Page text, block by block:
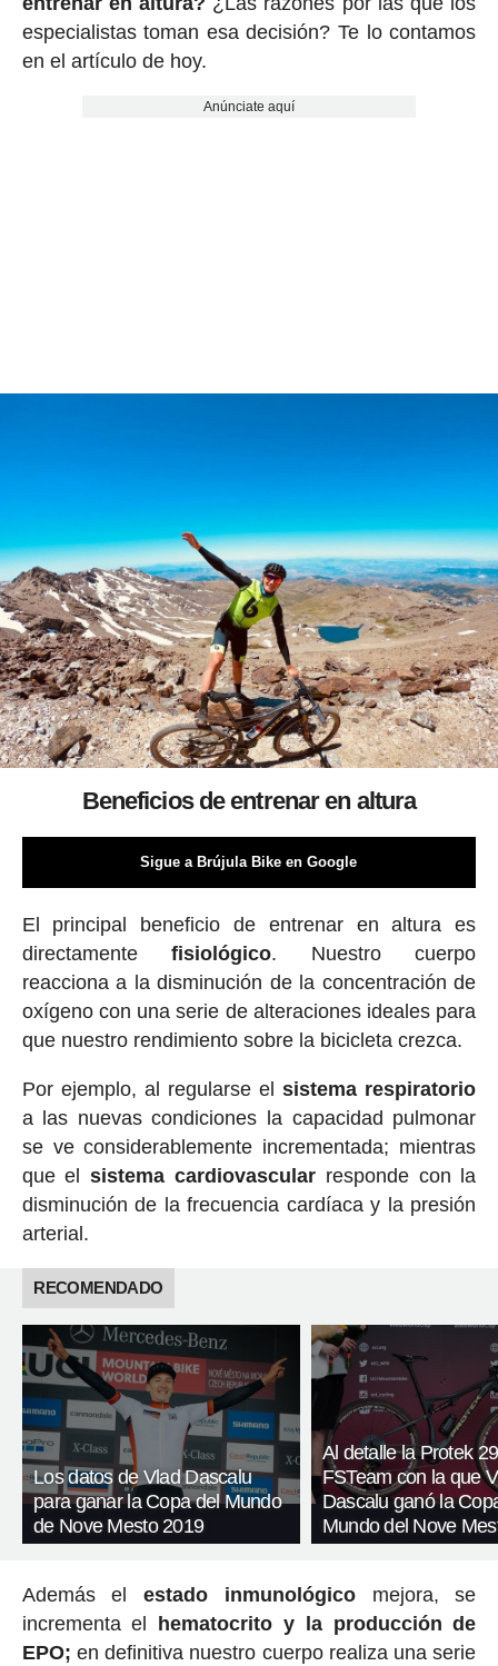
especialistas toman esa decisión? Te lo contamos
en el artículo de hoy.
Anúnciate aquí
Beneficios de entrenar en altura
Sigue a Brújula Bike en Google
El principal beneficio de entrenar en altura es
directamentefisiológico. Nuestro cuerpo
reacciona a la disminución de la concentración de
oxígeno con una serie de alteraciones ideales para
que nuestro rendimiento sobre la bicicleta crezca.
Por ejemplo, al regularse elsistema respiratorio
a las nuevas condiciones la capacidad pulmonar
se ve considerablemente incrementada; mientras
que elsistema cardiovascular responde con la
disminución de la frecuencia cardíaca y la presión
arterial.
RECOMENDADO
Los datos de Vlad Dascalu
para ganar la Copa del Mundo
de Nove Mesto 2019
Al detalle la Protek 29
FSTeam con la que
Dascalu ganó la
Mundo del Nove
Además elestado inmunológicomejora, se
incrementa el
hematocrito y la producción de
EPO; en definitiva nuestro cuerpo realiza una serie